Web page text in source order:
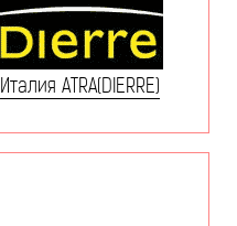
Италия ATRA(DIERRE)